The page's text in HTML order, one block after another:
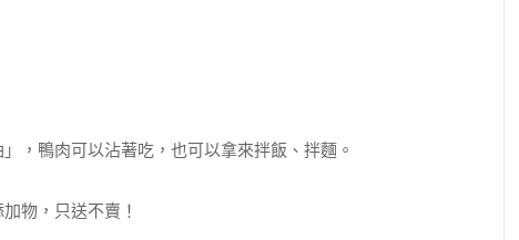
，鴨肉可以沾著吃，也可以拿來拌飯、拌麵。
物，只送不賣！